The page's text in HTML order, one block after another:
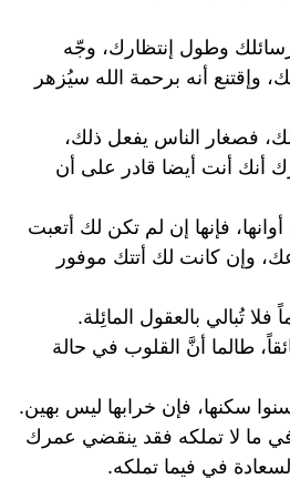
وطول إنتظارك، وجّه
وإقتنع أنه برحمة الله سيُزهر
فصغار الناس يفعل ذلك،
أنك أنت أيضا قادر على أن
فإنها إن لم تكن لك أتعبت
وإن كانت لك أتتك موفور
تُبالي بالعقول المائِلة.
طالما أنَّ القلوب في حالة
سكنها، فإن خرابها ليس بهين.
ما لا تملكه فقد ينقضي عمرك
في فيما تملكه.